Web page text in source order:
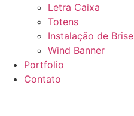
Letra Caixa
Totens
Instalação de Brise
Wind Banner
Portfolio
Contato